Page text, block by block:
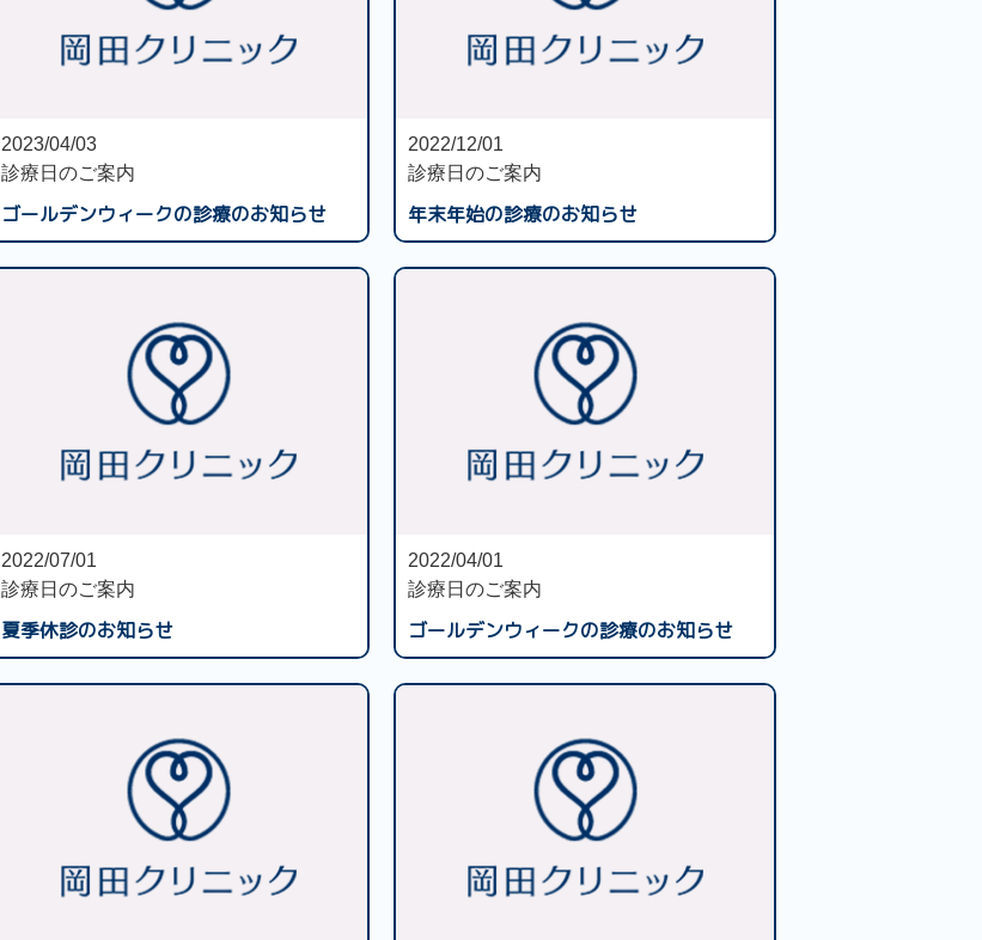
2023/04/03
診療日のご案内
ゴールデンウィークの診療のお知らせ
2022/12/01
診療日のご案内
年末年始の診療のお知らせ
2022/07/01
診療日のご案内
夏季休診のお知らせ
2022/04/01
診療日のご案内
ゴールデンウィークの診療のお知らせ